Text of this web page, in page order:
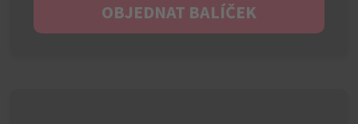
OBJEDNAT BALÍČEK